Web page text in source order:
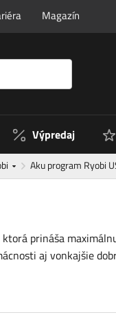
Magazín
Výpredaj
Aku program Ryobi
ktorá prináša
aj vonkajšie